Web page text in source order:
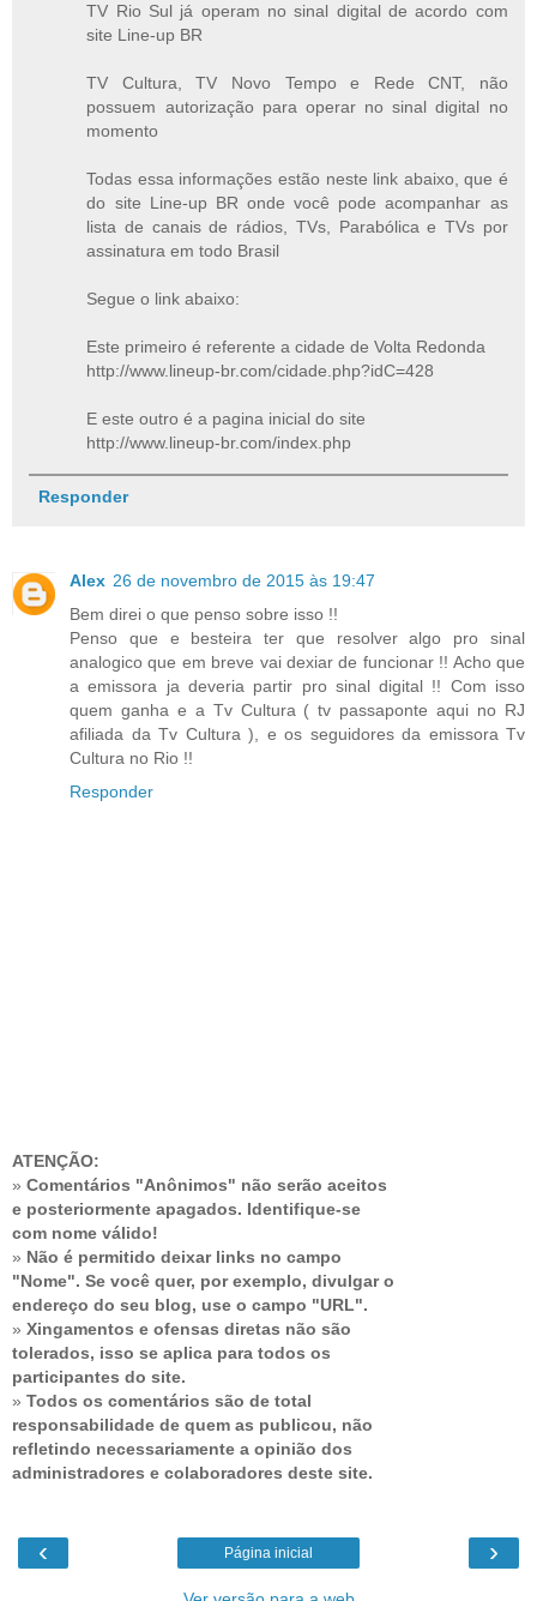
TV Rio Sul já operam no sinal digital de acordo com
site Line-up BR
TV Cultura, TV Novo Tempo e Rede CNT, não
possuem autorização para operar no sinal digital no
momento
Todas essa informações estão neste link abaixo, que é
do site Line-up BR onde você pode acompanhar as
lista de canais de rádios, TVs, Parabólica e TVs por
assinatura em todo Brasil
Segue o link abaixo:
Este primeiro é referente a cidade de Volta Redonda
http://www.lineup-br.com/cidade.php?idC=428
E este outro é a pagina inicial do site
http://www.lineup-br.com/index.php
Responder
Alex 26 de novembro de 2015 às 19:47
Bem direi o que penso sobre isso !!
Penso que e besteira ter que resolver algo pro sinal
analogico que em breve vai dexiar de funcionar !! Acho que
a emissora ja deveria partir pro sinal digital !! Com isso
quem ganha e a Tv Cultura ( tv passaponte aqui no RJ
afiliada da Tv Cultura ), e os seguidores da emissora Tv
Cultura no Rio !!
Responder
ATENÇÃO:
» Comentários "Anônimos" não serão aceitos
e posteriormente apagados. Identifique-se
com nome válido!
» Não é permitido deixar links no campo
"Nome". Se você quer, por exemplo, divulgar o
endereço do seu blog, use o campo "URL".
» Xingamentos e ofensas diretas não são
tolerados, isso se aplica para todos os
participantes do site.
» Todos os comentários são de total
responsabilidade de quem as publicou, não
refletindo necessariamente a opinião dos
administradores e colaboradores deste site.
‹ ›
Página inicial